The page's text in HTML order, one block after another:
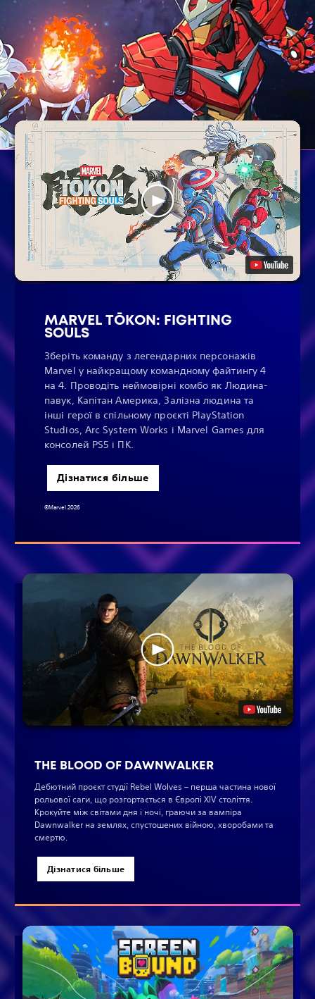
MARVEL TŌKON: FIGHTING
SOULS
Зберіть команду з легендарних персонажів
Marvel у найкращому командному файтингу 4
на 4. Проводіть неймовірні комбо як Людина-
павук, Капітан Америка, Залізна людина та
інші герої в спільному проєкті PlayStation
Studios, Arc System Works і Marvel Games для
консолей PS5 і ПК.
Дізнатися більше
©Marvel 2026
THE BLOOD OF DAWNWALKER
Дебютний проєкт студії Rebel Wolves – перша частина нової
рольової саги, що розгортається в Європі XIV століття.
Крокуйте між світами дня і ночі, граючи за вампіра
Dawnwalker на землях, спустошених війною, хворобами та
смертю.
Дізнатися більше